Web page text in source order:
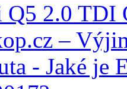
Q5 2.0 TDI